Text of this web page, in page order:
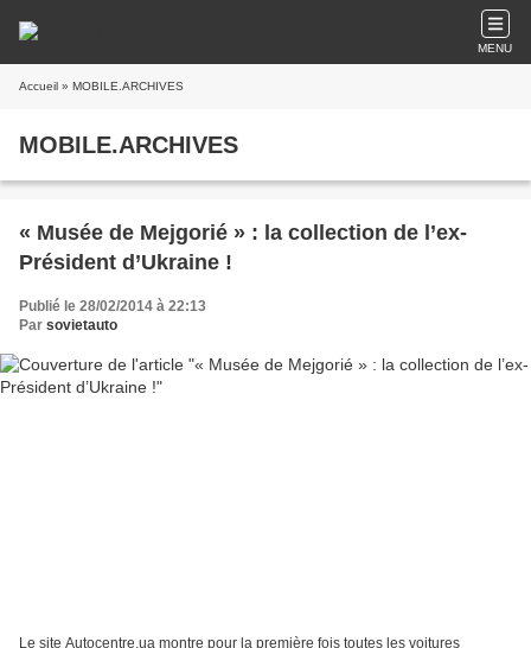
MENU
Accueil » MOBILE.ARCHIVES
MOBILE.ARCHIVES
« Musée de Mejgorié » : la collection de l’ex-
Président d’Ukraine !
Publié le 28/02/2014 à 22:13
Par sovietauto
Le site Autocentre.ua montre pour la première fois toutes les voitures